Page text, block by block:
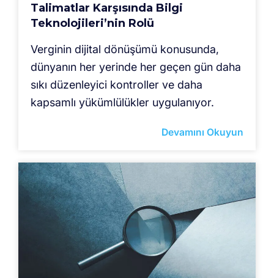
Talimatlar Karşısında Bilgi
Teknolojileri’nin Rolü
Verginin dijital dönüşümü konusunda,
dünyanın her yerinde her geçen gün daha
sıkı düzenleyici kontroller ve daha
kapsamlı yükümlülükler uygulanıyor.
Devamını Okuyun